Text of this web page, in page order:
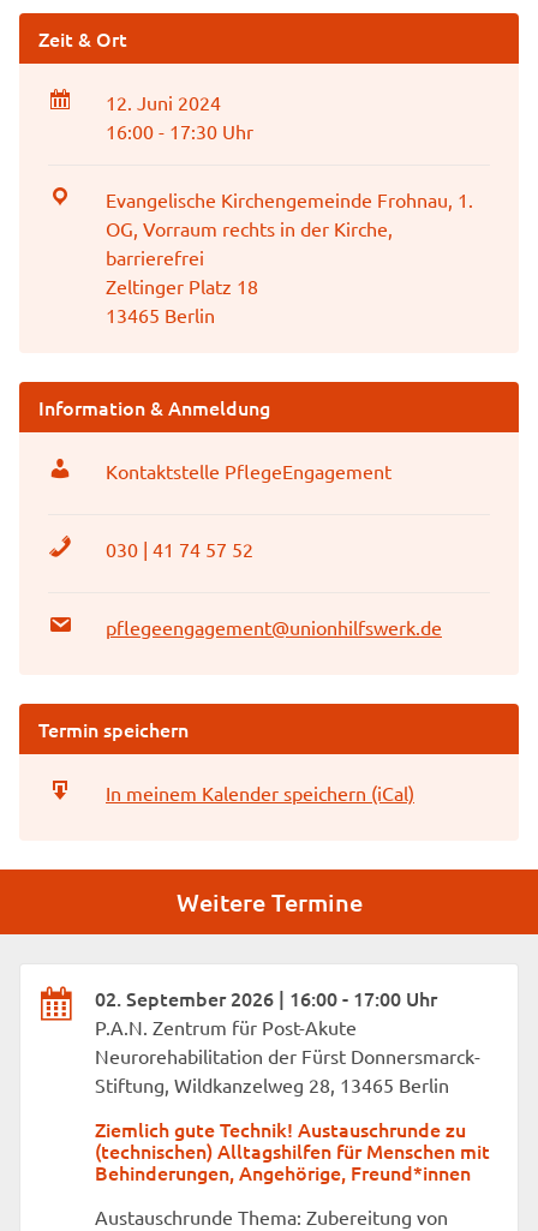
Zeit & Ort
12. Juni 2024
16:00 - 17:30 Uhr
Evangelische Kirchengemeinde Frohnau, 1.
OG, Vorraum rechts in der Kirche,
barrierefrei
Zeltinger Platz 18
13465 Berlin
Information & Anmeldung
Kontaktstelle PflegeEngagement
030 | 41 74 57 52
pflegeengagement@unionhilfswerk.de
Termin speichern
In meinem Kalender speichern (iCal)
Weitere Termine
02. September 2026 | 16:00 - 17:00 Uhr
P.A.N. Zentrum für Post-Akute
Neurorehabilitation der Fürst Donnersmarck-
Stiftung, Wildkanzelweg 28, 13465 Berlin
Ziemlich gute Technik! Austauschrunde zu
(technischen) Alltagshilfen für Menschen mit
Behinderungen, Angehörige, Freund*innen
Austauschrunde Thema: Zubereitung von